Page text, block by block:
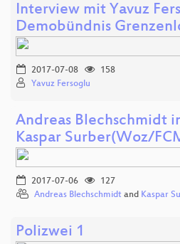
Interview mit Yavuz
Demobündnis
2017-07-08
158
Yavuz Fersoglu
Andreas Blechschmidt
Kaspar Surber(Woz/
2017-07-06
127
Andreas Blechschmidt and Kaspar
Polizwei 1